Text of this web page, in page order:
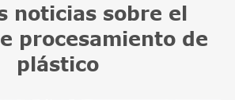
noticias sobre el
procesamiento de
plástico